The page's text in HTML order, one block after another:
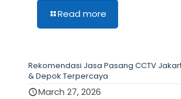
Read more
Rekomendasi Jasa Pasang CCTV
& Depok Terpercaya
March 27, 2026